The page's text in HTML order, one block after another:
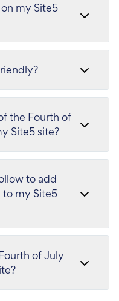
my Site5
the Fourth of
Site5 site?
to add
to my Site5
of July